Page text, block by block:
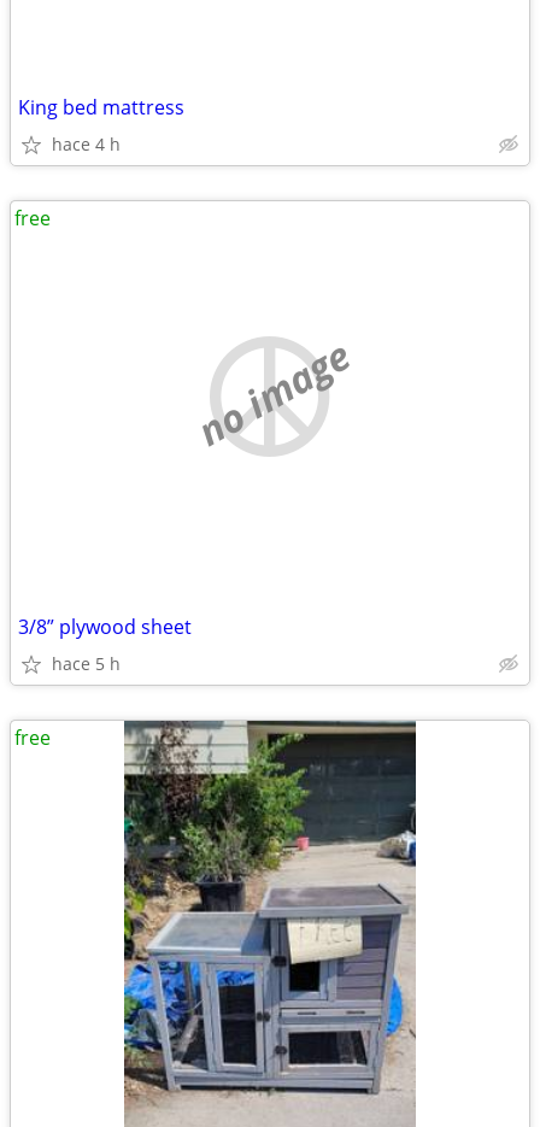
King bed mattress
hace 4 h
no image
3/8” plywood sheet
hace 5 h
free
free